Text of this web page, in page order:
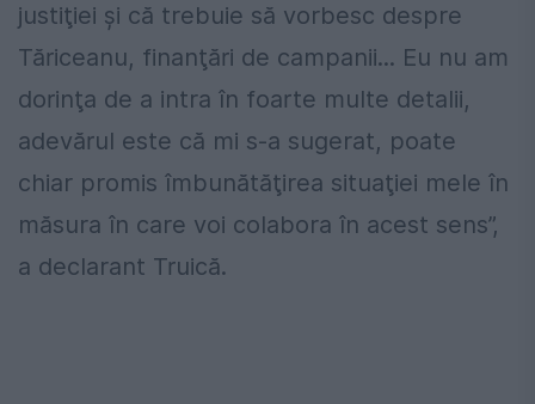
justiţiei şi că trebuie să vorbesc despre
Tăriceanu, finanţări de campanii... Eu nu am
dorinţa de a intra în foarte multe detalii,
adevărul este că mi s-a sugerat, poate
chiar promis îmbunătăţirea situaţiei mele în
măsura în care voi colabora în acest sens”,
a declarant Truică.